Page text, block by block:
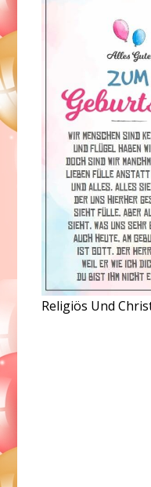
Religiös Und